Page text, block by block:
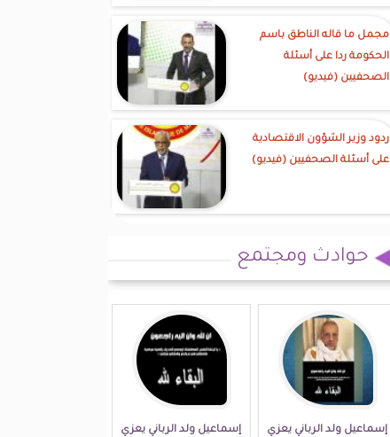
مجمل ما قاله الناطق باسم
الحكومة ردا على أسئلة
الصحفيين (فيديو)
ردود وزير الشؤون الاقتصادية
على أسئلة الصحفيين (فيديو)
حوادث ومجتمع
إسماعيل ولد الرباني يعزي
إسماعيل ولد الرباني يعزي